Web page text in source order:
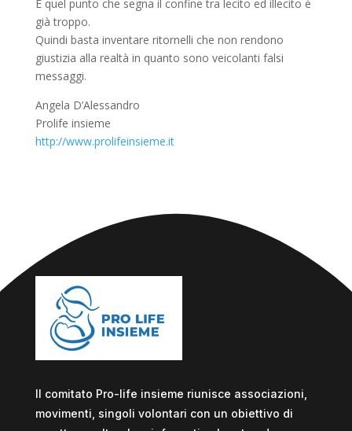
E quel punto che segna il confine tra lecito ed illecito è
già troppo.
Quindi basta inventare ritornelli che non rendono
giustizia alla realtà in quanto sono veicolanti falsi
messaggi.
Angela D’Alessandro
Prolife insieme
http://www.prolifeinsieme.it
Il comitato Pro-life insieme riunisce associazioni,
movimenti, singoli volontari con un obiettivo di